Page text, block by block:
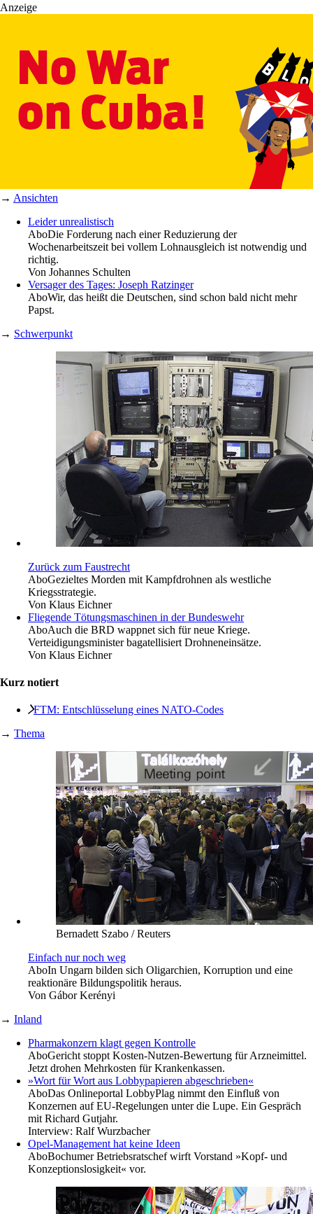
Anzeige
→ Ansichten
Leider unrealistisch
AboDie Forderung nach einer Reduzierung der
Wochenarbeitszeit bei vollem Lohnausgleich ist notwendig und
richtig.
Von Johannes Schulten
Versager des Tages: Joseph Ratzinger
AboWir, das heißt die Deutschen, sind schon bald nicht mehr
Papst.
→ Schwerpunkt
Zurück zum Faustrecht
AboGezieltes Morden mit Kampfdrohnen als westliche
Kriegsstrategie.
Von Klaus Eichner
Fliegende Tötungsmaschinen in der Bundeswehr
AboAuch die BRD wappnet sich für neue Kriege.
Verteidigungsminister bagatellisiert Drohneneinsätze.
Von Klaus Eichner
Kurz notiert
FTM: Entschlüsselung eines NATO-Codes
→ Thema
Bernadett Szabo / Reuters
Einfach nur noch weg
AboIn Ungarn bilden sich Oligarchien, Korruption und eine
reaktionäre Bildungspolitik heraus.
Von Gábor Kerényi
→ Inland
Pharmakonzern klagt gegen Kontrolle
AboGericht stoppt Kosten-Nutzen-Bewertung für Arzneimittel.
Jetzt drohen Mehrkosten für Krankenkassen.
»Wort für Wort aus Lobbypapieren abgeschrieben«
AboDas Onlineportal LobbyPlag nimmt den Einfluß von
Konzernen auf EU-Regelungen unter die Lupe. Ein Gespräch
mit Richard Gutjahr.
Interview: Ralf Wurzbacher
Opel-Management hat keine Ideen
AboBochumer Betriebsratschef wirft Vorstand »Kopf- und
Konzeptionslosigkeit« vor.